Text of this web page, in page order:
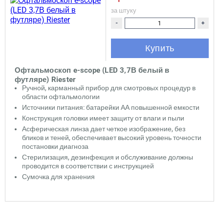
Офтальмоскоп e-scope (LED 3,7В белый в
футляре) Riester
Ручной, карманный прибор для смотровых процедур в
области офтальмологии
Источники питания: батарейки АА повышенной емкости
Конструкция головки имеет защиту от влаги и пыли
Асферическая линза дает четкое изображение, без
бликов и теней, обеспечивает высокий уровень точности
постановки диагноза
Стерилизация, дезинфекция и обслуживание должны
проводится в соответствии с инструкцией
Сумочка для хранения
за штуку
- +
Купить